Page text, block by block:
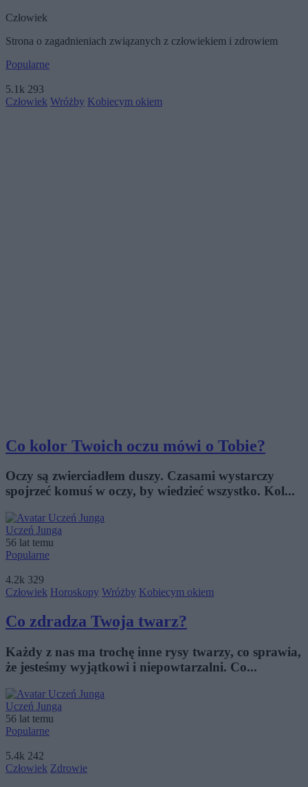
Człowiek
Strona o zagadnieniach związanych z człowiekiem i zdrowiem
Popularne
5.1k 293
Człowiek Wróżby Kobiecym okiem
Co kolor Twoich oczu mówi o Tobie?
Oczy są zwierciadłem duszy. Czasami wystarczy
spojrzeć komuś w oczy, by wiedzieć wszystko. Kol...
Uczeń Junga
56 lat temu
Popularne
4.2k 329
Człowiek Horoskopy Wróżby Kobiecym okiem
Co zdradza Twoja twarz?
Każdy z nas ma trochę inne rysy twarzy, co sprawia,
że jesteśmy wyjątkowi i niepowtarzalni. Co...
Uczeń Junga
56 lat temu
Popularne
5.4k 242
Człowiek Zdrowie